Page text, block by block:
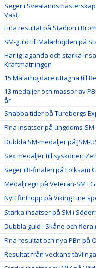
Seger i
Väst
Fina resultat på Stadion i
SM-guld till Mälarhöjden på
Härlig laganda och starka
Kraftmätningen
15 Mälarhöjdare uttagna till
13 medaljer och massor av
år
Snabba tider på Turebergs
Fina insatser på ungdoms-
Dubbla SM-medaljer på JSM-
Sex medaljer till syskonen
Seger i B-finalen på Folksam
Medaljregn på Veteran-SM i
Nytt fint lopp på Viking Line
Starka insatser på SM i
Dubbla guld i Skåne och flera
Fina resultat och nya PBn på
Resultat från veckans